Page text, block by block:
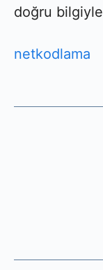
doğru bilgiyle
netkodlama